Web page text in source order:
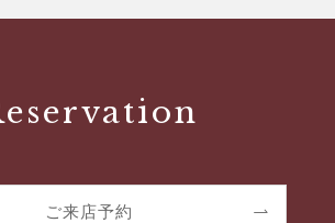
ご来店予約